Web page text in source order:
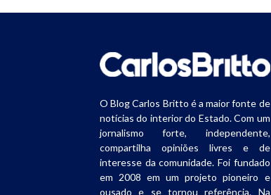
O Blog Carlos Britto é a maior fonte de
notícias do interior do Estado. Com um
jornalismo forte, independente,
compartilha opiniões livres e de
interesse da comunidade. Foi fundado
em 2008 em um projeto pioneiro e
ousado e se tornou referência. Na